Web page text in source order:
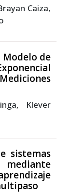
Caiza,
de
Klever
sistemas